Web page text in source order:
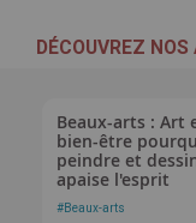
DÉCOUVREZ
Beaux-arts : Art
bien-être
peindre et
apaise l'esprit
#Beaux-arts